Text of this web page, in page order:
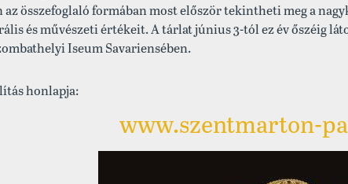
az összefoglaló formában most először tekintheti meg a
és művészeti értékeit. A tárlat június 3-tól ez év őszéig
Iseum Savariensében.
honlapja:
www.szentmarton-